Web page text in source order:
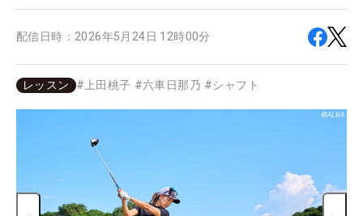
配信日時： 2026年5月24日 12時00分
レッスン # 上田桃子 #六車日那乃 #シャフト